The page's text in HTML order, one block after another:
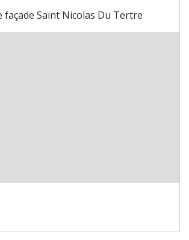
façade Saint Nicolas Du Tertre